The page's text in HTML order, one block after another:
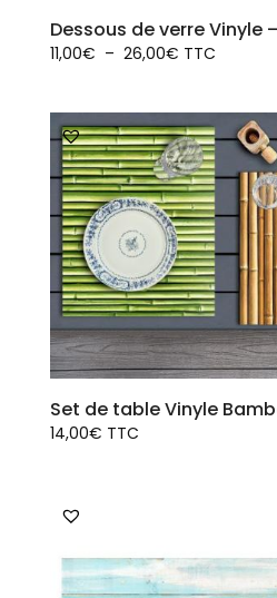
Dessous de verre Vinyle
11,00€ – 26,00€Plage
11,00€
à
26,00€
TTC
a
plusieurs
variations.
Les
options
peuvent
être
choisies
sur
la
page
du
produit
Set de table Vinyle
14,00€ TTC
variations.
Les